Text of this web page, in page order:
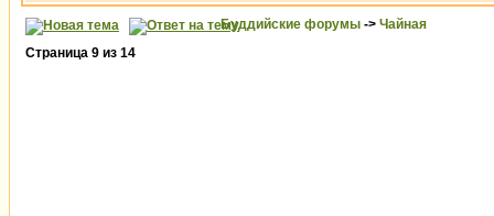
Буддийские форумы -> Чайная
Страница 9 из 14